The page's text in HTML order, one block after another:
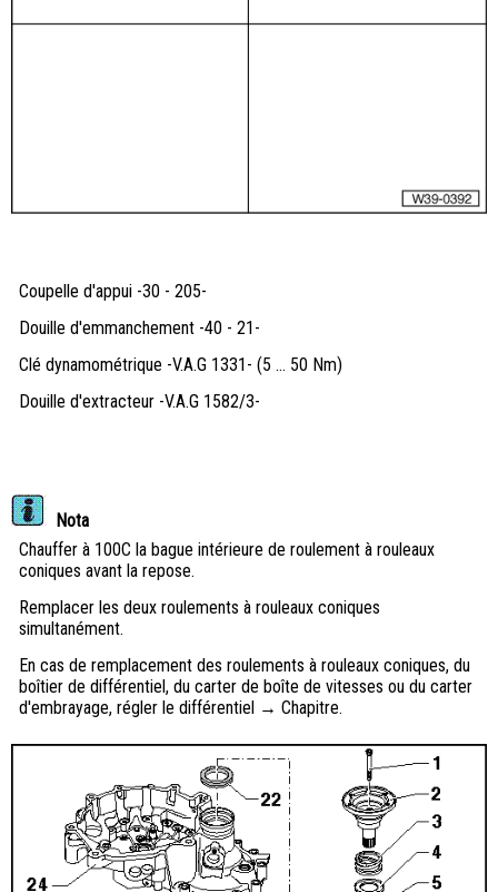
Coupelle d'appui -30 - 205-
Douille d'emmanchement -40 - 21-
Clé dynamométrique -V.A.G 1331- (5 ... 50 Nm)
Douille d'extracteur -V.A.G 1582/3-
Nota
Chauffer à 100C la bague intérieure de roulement à rouleaux
coniques avant la repose.
Remplacer les deux roulements à rouleaux coniques
simultanément.
En cas de remplacement des roulements à rouleaux coniques, du
boîtier de différentiel, du carter de boîte de vitesses ou du carter
d'embrayage, régler le différentiel → Chapitre.